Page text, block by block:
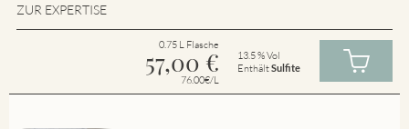
ZUR EXPERTISE
0.75 L Flasche
57,00 €
76.00€/L
13.5 % Vol
EnthältSulfite